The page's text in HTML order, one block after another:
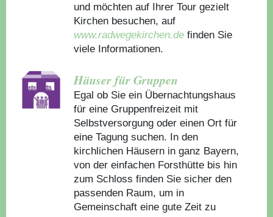
und möchten auf Ihrer Tour gezielt
Kirchen besuchen, auf
www.radwegekirchen.de finden Sie
viele Informationen.
Häuser für Gruppen
Egal ob Sie ein Übernachtungshaus
für eine Gruppenfreizeit mit
Selbstversorgung oder einen Ort für
eine Tagung suchen. In den
kirchlichen Häusern in ganz Bayern,
von der einfachen Forsthütte bis hin
zum Schloss finden Sie sicher den
passenden Raum, um in
Gemeinschaft eine gute Zeit zu